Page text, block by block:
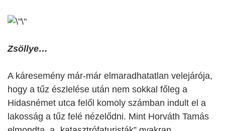
Zsöllye…
A káresemény már-már elmaradhatatlan velejárója,
hogy a tűz észlelése után nem sokkal főleg a
Hidasnémet utca felől komoly számban indult el a
lakosság a tűz felé nézelődni. Mint Horváth Tamás